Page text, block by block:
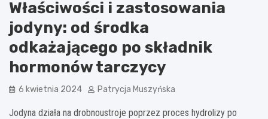
Właściwości i zastosowania
jodyny: od środka
odkażającego po składnik
hormonów tarczycy
6 kwietnia 2024 Patrycja Muszyńska
Jodyna działa na drobnoustroje poprzez proces hydrolizy po